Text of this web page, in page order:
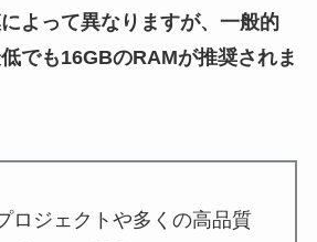
よって異なりますが、一般的
でも16GBのRAMが推奨されま
ロジェクトや多くの高品質